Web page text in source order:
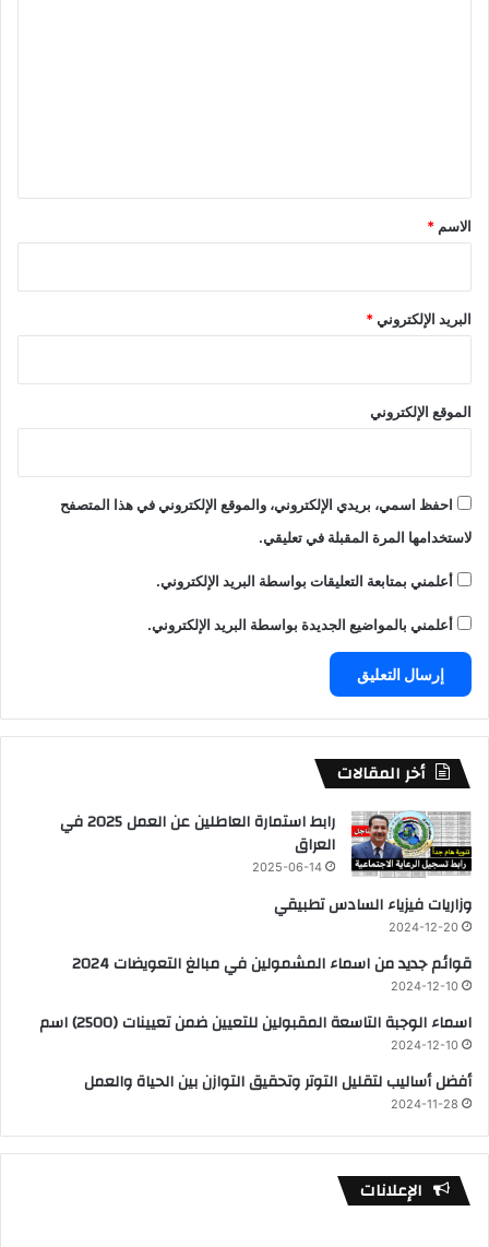
*
الاسم *
البريد الإلكتروني*
الموقع الإلكتروني
احفظ اسمي، بريدي الإلكتروني، والموقع الإلكتروني في هذا المتصفح
لاستخدامها المرة المقبلة في تعليقي.
أعلمني بمتابعة التعليقات بواسطة البريد الإلكتروني.
أعلمني بالمواضيع الجديدة بواسطة البريد الإلكتروني.
أخر المقالات
رابط استمارة العاطلين عن العمل 2025 في
العراق
2025-06-14
وزاريات فيزياء السادس تطبيقي
2024-12-20
قوائم جديد من اسماء المشمولين في مبالغ التعويضات 2024
2024-12-10
اسماء الوجبة التاسعة المقبولين للتعيين ضمن تعيينات (2500) اسم
2024-12-10
أفضل أساليب لتقليل التوتر وتحقيق التوازن بين الحياة والعمل
2024-11-28
الإعلانات